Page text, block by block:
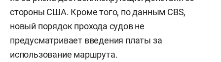
стороны США. Кроме того, по данным CBS,
новый порядок прохода судов не
предусматривает введения платы за
использование маршрута.